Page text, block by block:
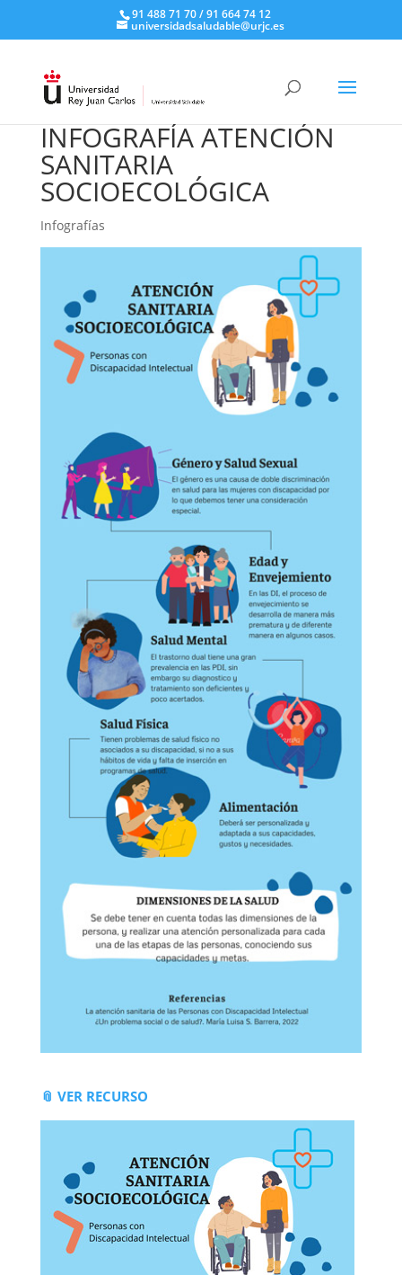
91 488 71 70 / 91 664 74 12
universidadsaludable@urjc.es
INFOGRAFÍA ATENCIÓN
SANITARIA
SOCIOECOLÓGICA
Infografías
📎 VER RECURSO